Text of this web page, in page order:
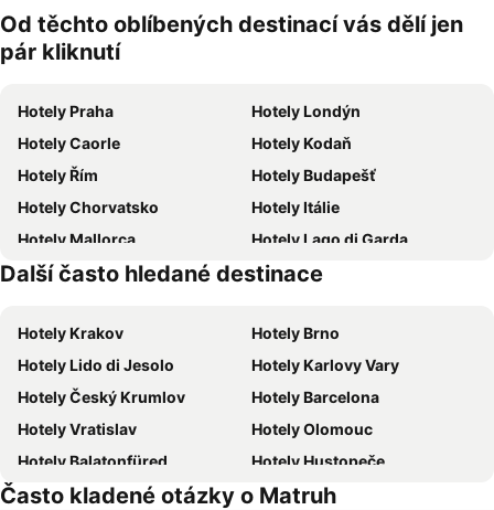
domácí
zvířata
Od těchto oblíbených destinací vás dělí jen
pár kliknutí
Hotely Praha
Hotely Londýn
Hotely Caorle
Hotely Kodaň
Hotely Řím
Hotely Budapešť
Hotely Chorvatsko
Hotely Itálie
Hotely Mallorca
Hotely Lago di Garda
Hotely Česká republika
Hotely Vysočina
Další často hledané destinace
Hotely Krakov
Hotely Brno
Hotely Lido di Jesolo
Hotely Karlovy Vary
Hotely Český Krumlov
Hotely Barcelona
Hotely Vratislav
Hotely Olomouc
Hotely Balatonfüred
Hotely Hustopeče
Hotely Vídeň
Hotely Hurghada
Často kladené otázky o Matruh